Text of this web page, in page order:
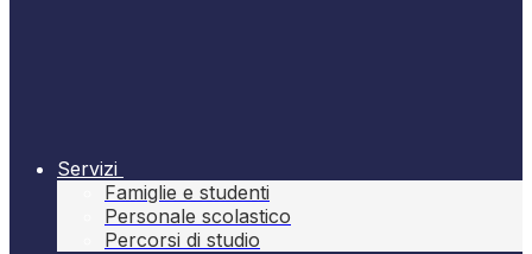
Servizi
Famiglie e studenti
Personale scolastico
Percorsi di studio